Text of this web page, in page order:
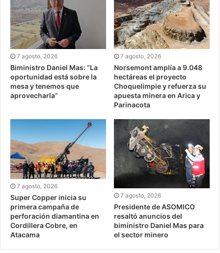
7 agosto, 2026
Biministro Daniel Mas: “La
oportunidad está sobre la
mesa y tenemos que
aprovecharla”
7 agosto, 2026
Norsemont amplía a 9.048
hectáreas el proyecto
Choquelimpie y refuerza su
apuesta minera en Arica y
Parinacota
7 agosto, 2026
Super Copper inicia su
primera campaña de
perforación diamantina en
Cordillera Cobre, en
Atacama
7 agosto, 2026
Presidente de ASOMICO
resaltó anuncios del
biministro Daniel Mas para
el sector minero